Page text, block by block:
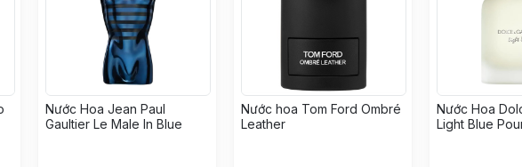
kết hợp cùng hạt ambrette và chút ngọt ngào từ lê, tạo nên chiều sâu
cùng cỏ hương bài, để lại một dấu ấn mạnh mẽ và bền lâu.
là lựa chọn hoàn hảo cho những quý ông hiện đại, yêu thích sự thanh
Nước Hoa Jean Paul
Gaultier Le Male In Blue
Nước hoa Tom Ford Ombré
Leather
Nước Hoa
Light Blue